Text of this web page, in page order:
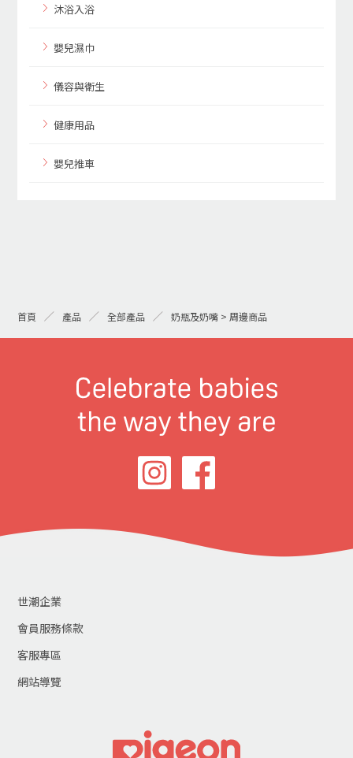
沐浴入浴
嬰兒濕巾
儀容與衛生
健康用品
嬰兒推車
首頁 產品 全部產品 奶瓶及奶嘴 > 周邊商品
世潮企業
會員服務條款
客服專區
網站導覽